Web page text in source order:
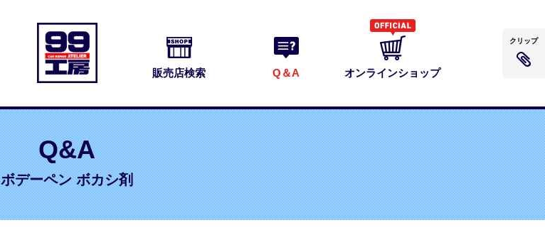
販売店検索 Q＆A オンラインショップ
Q&A
ボデーペン ボカシ剤
クリップ